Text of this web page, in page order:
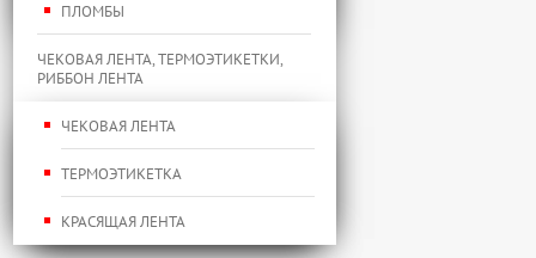
ПЛОМБЫ
ЧЕКОВАЯ ЛЕНТА, ТЕРМОЭТИКЕТКИ,
РИББОН ЛЕНТА
ЧЕКОВАЯ ЛЕНТА
ТЕРМОЭТИКЕТКА
КРАСЯЩАЯ ЛЕНТА